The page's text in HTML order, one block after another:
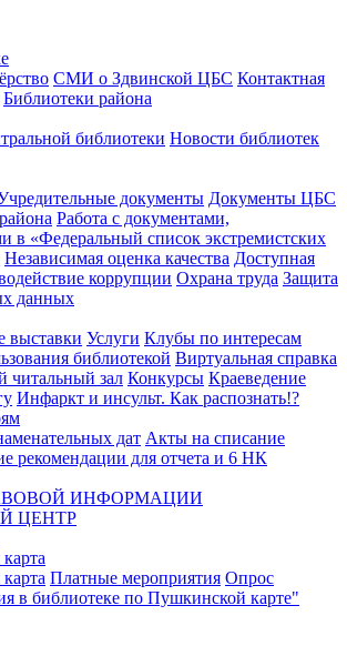
СМИ о Здвинской ЦБС Контактная
Библиотеки района
библиотеки Новости библиотек
документы Документы ЦБС
Работа с документами,
в «Федеральный список экстремистских
Независимая оценка качества Доступная
коррупции Охрана труда Защита
данных
выставки Услуги Клубы по интересам
библиотекой Виртуальная справка
читальный зал Конкурсы Краеведение
Инфаркт и инсульт. Как распознать!?
дат Акты на списание
рекомендации для отчета и 6 НК
ИНФОРМАЦИИ
ЦЕНТР
Платные мероприятия Опрос
в библиотеке по Пушкинской карте"